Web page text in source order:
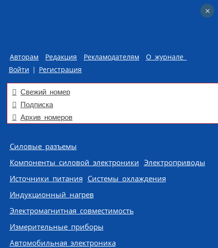
Авторам Редакция Рекламодателям
О журнале
Войти | Регистрация
Свежий номер
Подписка
Архив номеров
Skip to content
Силовые разъемы
Компоненты силовой электроники Электроприводы
Источники питания Системы охлаждения
Индукционный нагрев
Электромагнитная совместимость
Измерительные приборы
Автомобильная электроника
×
×